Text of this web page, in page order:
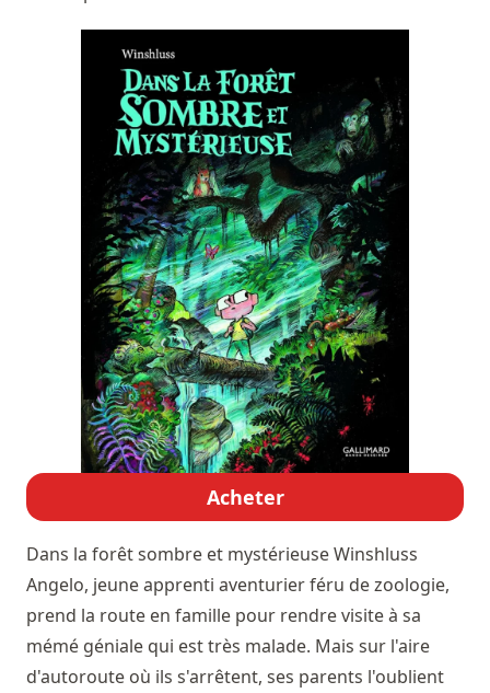
Acheter
Dans la forêt sombre et mystérieuseWinshluss
Angelo, jeune apprenti aventurier féru de zoologie,
prend la route en famille pour rendre visite à sa
mémé géniale qui est très malade. Mais sur l'aire
d'autoroute où ils s'arrêtent, ses parents l'oublient